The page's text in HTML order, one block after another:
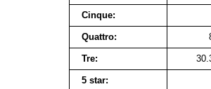
Cinque:
Quattro:
Tre:
5 star: